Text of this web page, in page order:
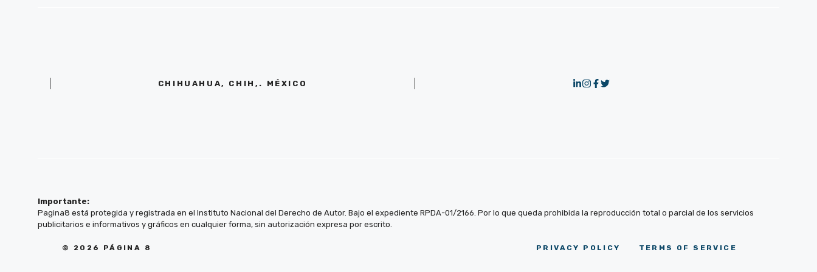
CHIHUAHUA, CHIH,. MÉXICO
Importante:
Pagina8 está protegida y registrada en el Instituto Nacional del Derecho de Autor. Bajo el expediente RPDA-01/2166. Por lo que queda prohibida la reproducción total o parcial de los servicios
publicitarios e informativos y gráficos en cualquier forma, sin autorización expresa por escrito.
© 2026 PÁGINA 8 PRIVACY POLICY TERMS OF SERVICE